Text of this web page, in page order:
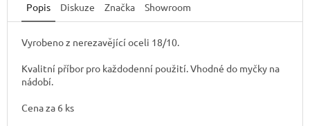
Popis Diskuze Značka Showroom
Vyrobeno z nerezavějící oceli 18/10.
Kvalitní příbor pro každodenní použití. Vhodné do myčky na
nádobí.
Cena za 6 ks